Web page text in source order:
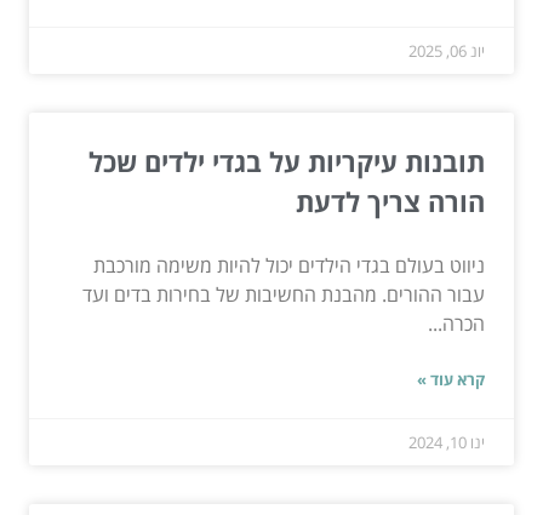
יונ 06, 2025
תובנות עיקריות על בגדי ילדים שכל
הורה צריך לדעת
ניווט בעולם בגדי הילדים יכול להיות משימה מורכבת
עבור ההורים. מהבנת החשיבות של בחירות בדים ועד
הכרה...
קרא עוד »
ינו 10, 2024